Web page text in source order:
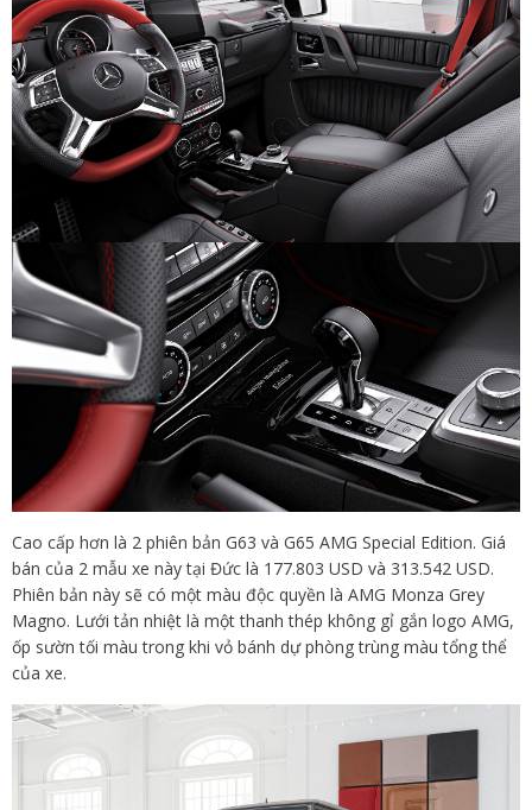
Cao cấp hơn là 2 phiên bản G63 và G65 AMG Special Edition. Giá
bán của 2 mẫu xe này tại Đức là 177.803 USD và 313.542 USD.
Phiên bản này sẽ có một màu độc quyền là AMG Monza Grey
Magno. Lưới tản nhiệt là một thanh thép không gỉ gắn logo AMG,
ốp sườn tối màu trong khi vỏ bánh dự phòng trùng màu tổng thể
của xe.